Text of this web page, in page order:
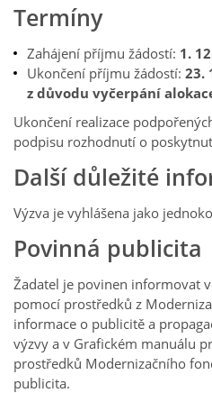
Termíny
Zahájení příjmu žádostí: 1.
Ukončení příjmu žádostí: 23.
z důvodu vyčerpání
Ukončení realizace
podpisu rozhodnutí o
Další důležité
Výzva je vyhlášena jako
Povinná publicita
Žadatel je povinen informovat
pomocí prostředků z
informace o publicitě a
výzvy a v Grafickém manuálu
prostředků Modernizačního
publicita.